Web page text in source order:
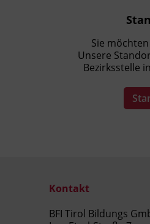
Sie
Unsere
Bezirksstelle
Kontakt
BFI Tirol Bildungs